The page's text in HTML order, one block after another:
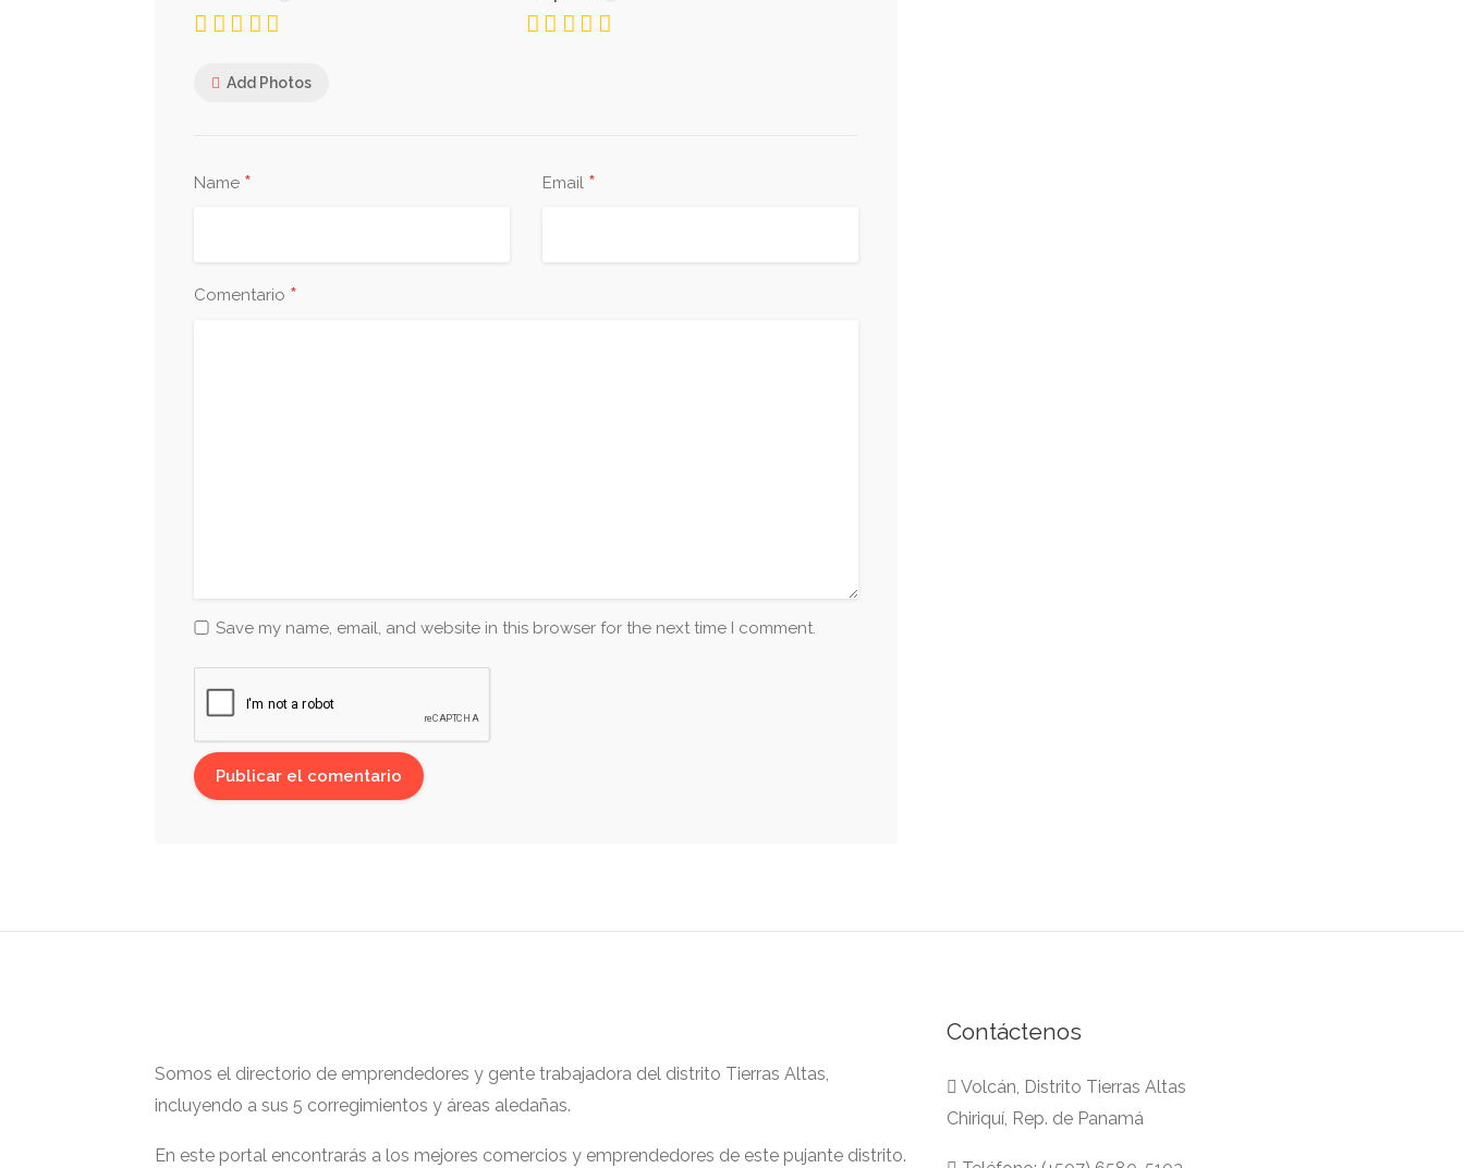
Add Photos
Name * Email *
Comentario *
Save my name, email, and website in this browser for the next time I comment.
Somos el directorio de emprendedores y gente trabajadora del distrito Tierras Altas,
incluyendo a sus 5 corregimientos y áreas aledañas.
En este portal encontrarás a los mejores comercios y emprendedores de este pujante distrito.
Contáctenos
Volcán, Distrito Tierras Altas
Chiriquí, Rep. de Panamá